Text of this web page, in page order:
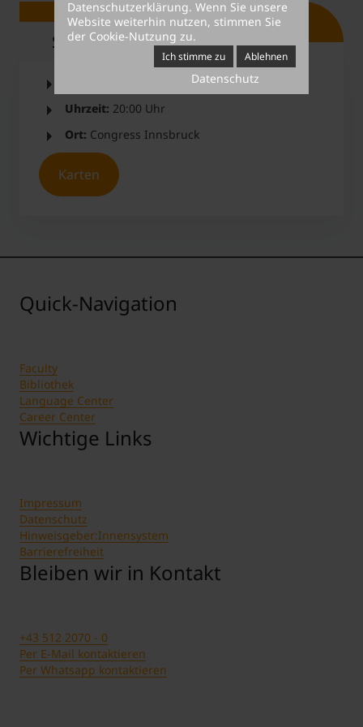
Short Facts
Samstag, 25. Jänner 2025
Uhrzeit: 20:00 Uhr
Ort: Congress Innsbruck
Karten
Quick-Navigation
Faculty
Bibliothek
Language Center
Career Center
Wichtige Links
Impressum
Datenschutz
Hinweisgeber:Innensystem
Barrierefreiheit
Bleiben wir in Kontakt
+43 512 2070 - 0
Per E-Mail kontaktieren
Per Whatsapp kontaktieren
Datenschutzerklärung. Wenn Sie unsere
Website weiterhin nutzen, stimmen Sie
der Cookie-Nutzung zu.
Ich stimme zu Ablehnen
Datenschutz